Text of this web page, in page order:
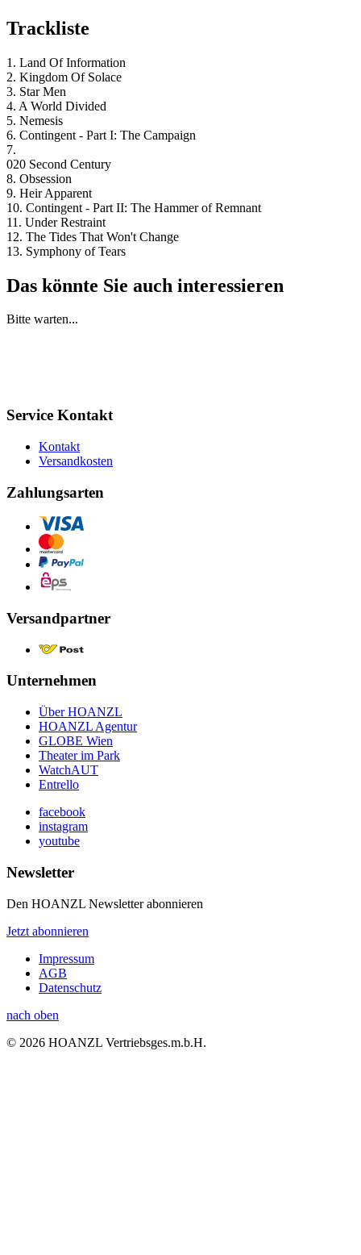
Trackliste
1. Land Of Information
2. Kingdom Of Solace
3. Star Men
4. A World Divided
5. Nemesis
6. Contingent - Part I: The Campaign
7.
020 Second Century
8. Obsession
9. Heir Apparent
10. Contingent - Part II: The Hammer of Remnant
11. Under Restraint
12. The Tides That Won't Change
13. Symphony of Tears
Das könnte Sie auch interessieren
Bitte warten...
Service Kontakt
Kontakt
Versandkosten
Zahlungsarten
Versandpartner
Unternehmen
Über HOANZL
HOANZL Agentur
GLOBE Wien
Theater im Park
WatchAUT
Entrello
facebook
instagram
youtube
Newsletter
Den HOANZL Newsletter abonnieren
Jetzt abonnieren
Impressum
AGB
Datenschutz
nach oben
© 2026 HOANZL Vertriebsges.m.b.H.